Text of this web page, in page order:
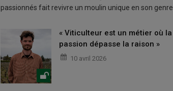
passionnés fait revivre un moulin unique en son genre.
« Viticulteur est un métier où la
passion dépasse la raison »
10 avril 2026